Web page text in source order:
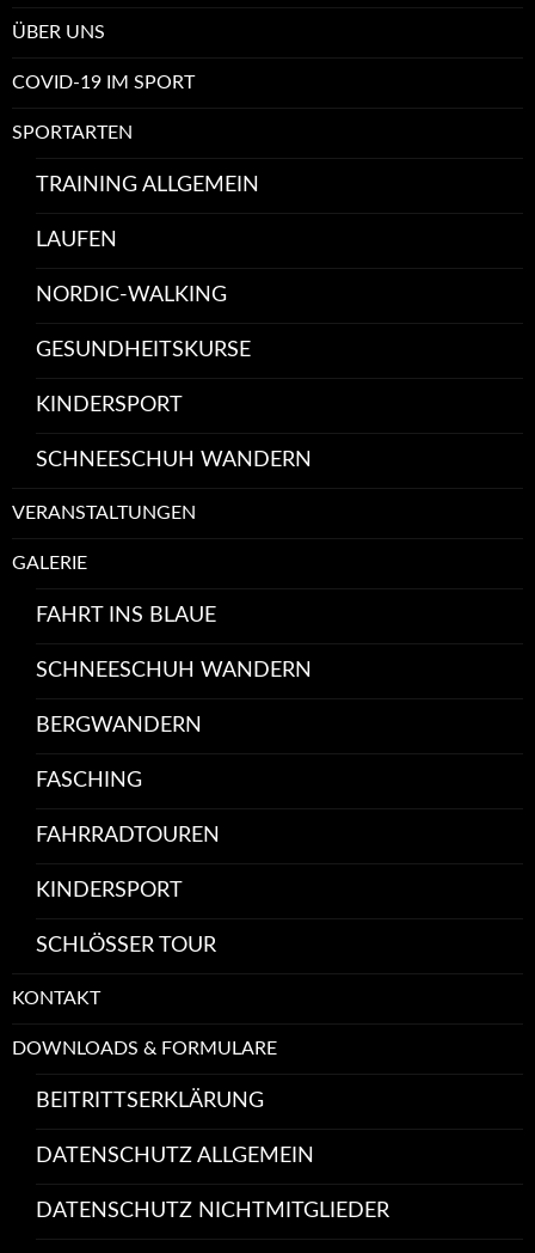
ÜBER UNS
COVID-19 IM SPORT
SPORTARTEN
TRAINING ALLGEMEIN
LAUFEN
NORDIC-WALKING
GESUNDHEITSKURSE
KINDERSPORT
SCHNEESCHUH WANDERN
VERANSTALTUNGEN
GALERIE
FAHRT INS BLAUE
SCHNEESCHUH WANDERN
BERGWANDERN
FASCHING
FAHRRADTOUREN
KINDERSPORT
SCHLÖSSER TOUR
KONTAKT
DOWNLOADS & FORMULARE
BEITRITTSERKLÄRUNG
DATENSCHUTZ ALLGEMEIN
DATENSCHUTZ NICHTMITGLIEDER